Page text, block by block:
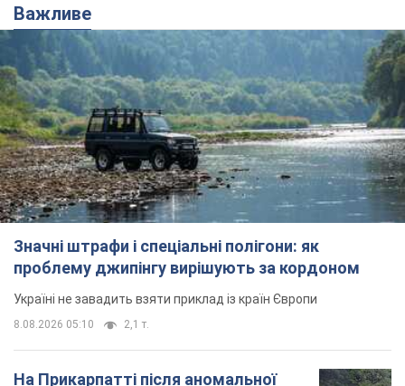
Важливе
Значні штрафи і спеціальні полігони: як
проблему джипінгу вирішують за кордоном
Україні не завадить взяти приклад із країн Європи
8.08.2026 05:10 2,1 т.
На Прикарпатті після аномальної